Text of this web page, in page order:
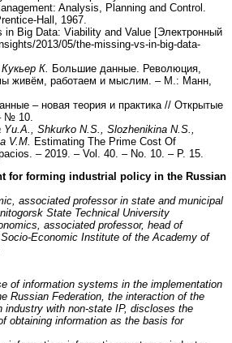
Analysis, Planning and Control.
Hall, 1967.
in Big Data: Viability and Value [Электронный
2013/05/the-missing-vs-in-big-data-
К. Большие данные. Революция,
живём, работаем и мыслим. – М.: Манн,
– новая теория и практика // Открытые
№ 10.
Shkurko N.S., Slozhenikina N.S.,
V.M. Estimating The Prime Cost Of
– 2019. – Vol. 40. – No. 10. – P. 15.
for forming industrial policy in the Russian
associated professor in state and municipal
State Technical University
associated professor, head of
Economic Institute of the Academy of
of information systems in the implementation
Russian Federation, the interaction of the
with non-state IP, discloses the
obtaining information as the basis for